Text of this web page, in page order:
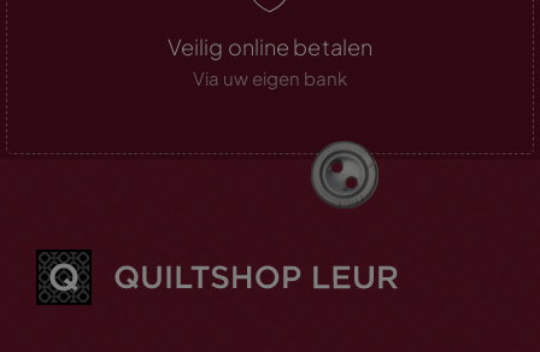
Veilig online betalen
Via uw eigen bank